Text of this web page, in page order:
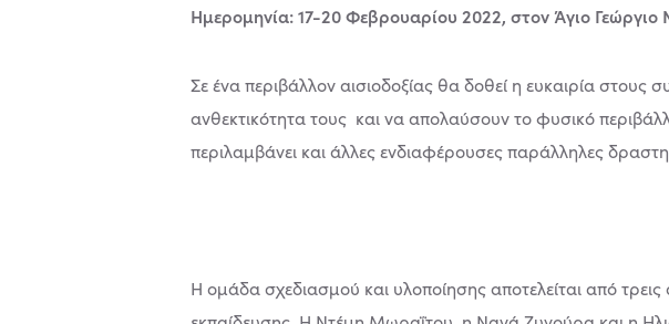
Ημερομηνία: 17-20 Φεβρουαρίου 2022, στον Άγιο Γεώργιο
Σε ένα περιβάλλον αισιοδοξίας θα δοθεί η ευκαιρία
ανθεκτικότητα τους και να απολαύσουν το φυσικό
περιλαμβάνει και άλλες ενδιαφέρουσες παράλληλες
Η ομάδα σχεδιασμού και υλοποίησης αποτελείται από